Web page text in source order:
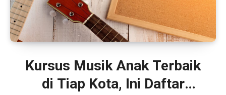
Kursus Musik Anak Terbaik
di Tiap Kota, Ini Daftar